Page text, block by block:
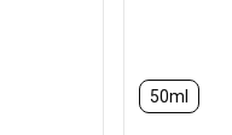
50ml